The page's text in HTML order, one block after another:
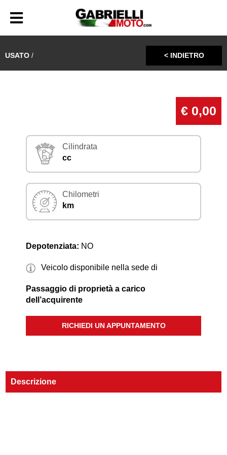
USATO / < INDIETRO
€ 0,00
Cilindrata
cc
Chilometri
km
Depotenziata: NO
Veicolo disponibile nella sede di
Passaggio di proprietà a carico
dell’acquirente
RICHIEDI UN APPUNTAMENTO
Descrizione